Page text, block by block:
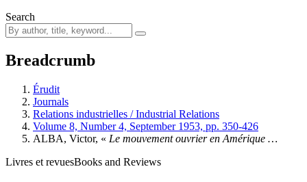
Search
Breadcrumb
Érudit
Journals
Relations industrielles / Industrial Relations
Volume 8, Number 4, September 1953, pp. 350-426
ALBA, Victor, « Le mouvement ouvrier en Amérique …
Livres et revuesBooks and Reviews